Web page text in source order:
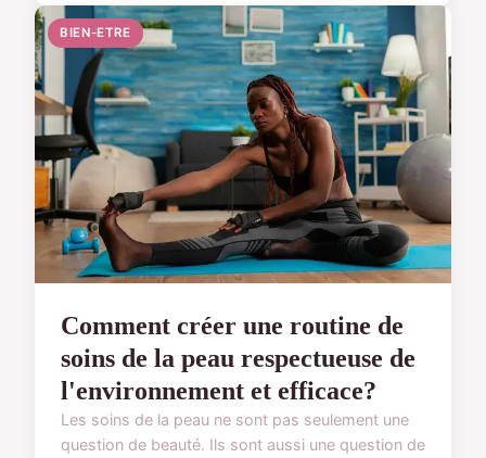
BIEN-ETRE
Comment créer une routine de
soins de la peau respectueuse de
l'environnement et efficace?
Les soins de la peau ne sont pas seulement une
question de beauté. Ils sont aussi une question de